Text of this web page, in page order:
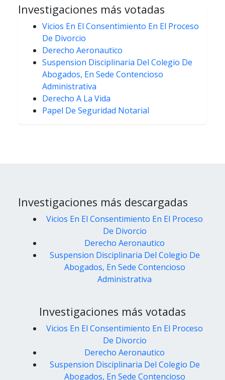
Investigaciones más votadas
Vicios En El Consentimiento En El Proceso
De Divorcio
Derecho Aeronautico
Suspension Disciplinaria Del Colegio De
Abogados, En Sede Contencioso
Administrativa
Derecho A La Vida
Papel De Seguridad Notarial
Investigaciones más descargadas
Vicios En El Consentimiento En El Proceso
De Divorcio
Derecho Aeronautico
Suspension Disciplinaria Del Colegio De
Abogados, En Sede Contencioso
Administrativa
Investigaciones más votadas
Vicios En El Consentimiento En El Proceso
De Divorcio
Derecho Aeronautico
Suspension Disciplinaria Del Colegio De
Abogados, En Sede Contencioso